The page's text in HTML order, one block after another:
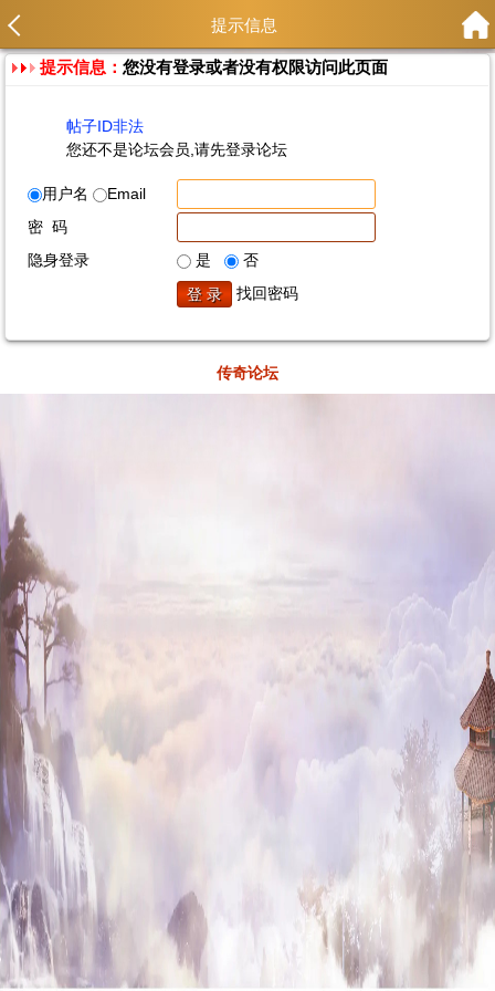
提示信息
提示信息：您没有登录或者没有权限访问此页面
帖子ID非法
您还不是论坛会员,请先登录论坛
用户名
Email
密 码
隐身登录
是
否
找回密码
传奇论坛